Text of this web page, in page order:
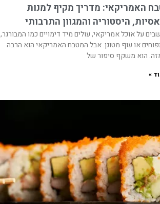
האמריקאי: מדריך מקיף למנות
היסטוריה והמגוון התרבותי
על אוכל אמריקאי, עולים מיד דימויים כמו המבורגר,
או עוף מטוגן. אבל המטבח האמריקאי הוא הרבה
הוא משקף סיפור של
»